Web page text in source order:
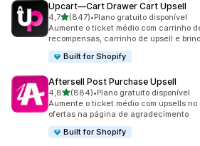
Upcart—Cart Drawer Cart Upsell
4,7de 5 estrelas
(847)
847 avaliações ao todo
•Plano gratuito disponível
Aumente o ticket médio com carrinho
recompensas, carrinho de upsell e
Built for Shopify
Aftersell Post Purchase Upsell
4,8de 5 estrelas
(884)
884 avaliações ao todo
•Plano gratuito disponível
Aumente o ticket médio com upsells
ofertas na página de agradecimento
Built for Shopify